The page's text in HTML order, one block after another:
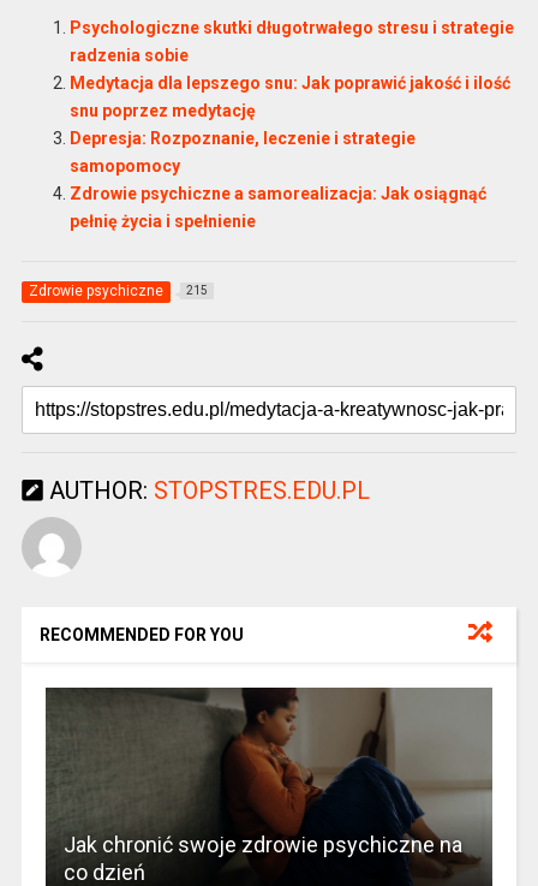
Psychologiczne skutki długotrwałego stresu i strategie
radzenia sobie
Medytacja dla lepszego snu: Jak poprawić jakość i ilość
snu poprzez medytację
Depresja: Rozpoznanie, leczenie i strategie
samopomocy
Zdrowie psychiczne a samorealizacja: Jak osiągnąć
pełnię życia i spełnienie
Zdrowie psychiczne 215
AUTHOR: STOPSTRES.EDU.PL
RECOMMENDED FOR YOU
Jak chronić swoje zdrowie psychiczne na
co dzień